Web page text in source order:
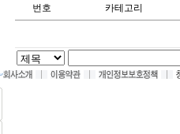
번호 카테고리